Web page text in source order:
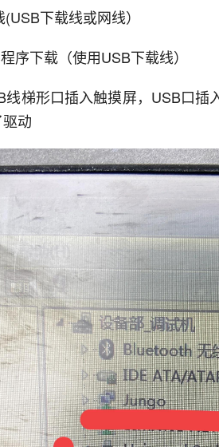
下载线或网线）
序下载（使用USB下载线）
线梯形口插入触摸屏，USB口
动